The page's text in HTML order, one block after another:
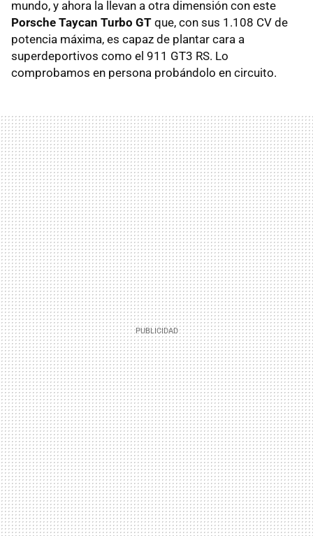
mundo, y ahora la llevan a otra dimensión con este
Porsche Taycan Turbo GT que, con sus 1.108 CV de
potencia máxima, es capaz de plantar cara a
superdeportivos como el 911 GT3 RS. Lo
comprobamos en persona probándolo en circuito.